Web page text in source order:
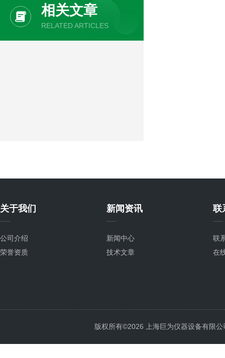
相关文章
RELATED ARTICLES
关于我们
公司介绍
荣誉资质
新闻资讯
新闻中心
技术文章
联
联
在
版权所有©2026 上海巨为仪器设备有限